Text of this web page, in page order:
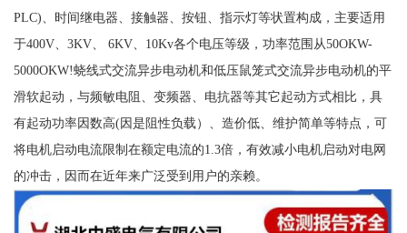
PLC)、时间继电器、接触器、按钮、指示灯等状置构成，主要适用
于400V、3KV、 6KV、10Kv各个电压等级，功率范围从50OKW-
5000OKW!蛲线式交流异步电动机和低压鼠笼式交流异步电动机的平
滑软起动，与频敏电阻、变频器、电抗器等其它起动方式相比，具
有起动功率因数高(因是阻性负载）、造价低、维护简单等特点，可
将电机启动电流限制在额定电流的1.3倍，有效减小电机启动对电网
的冲击，因而在近年来广泛受到用户的亲赖。